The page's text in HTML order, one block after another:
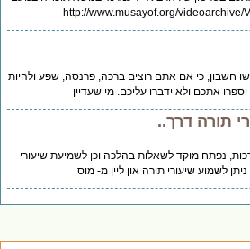
http://www.musayof.org/
כי אם אתם רוצים ברכה, פרנסה, שפע ולהיות
אתכם ולא ידברו עליכם. מי שעדיין
דרך..
מוקד לשאלות בהלכה וכן לשמיעת שיעורי